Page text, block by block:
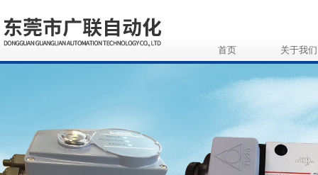
首页 关于我们